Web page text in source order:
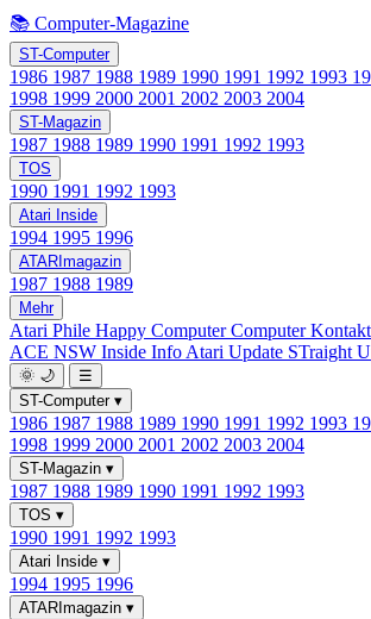
📚 Computer-Magazine
ST-Computer
1986 1987 1988 1989 1990 1991 1992 1993
1998 1999 2000 2001 2002 2003 2004
ST-Magazin
1987 1988 1989 1990 1991 1992 1993
TOS
1990 1991 1992 1993
Atari Inside
1994 1995 1996
ATARImagazin
1987 1988 1989
Mehr
Atari Phile Happy ComputerComputer Kontakt
ACE NSW Inside Info Atari Update STraight
🌞 🌙
☰
ST-Computer ▾
1986 1987 1988 1989 1990 1991 1992 1993
1998 1999 2000 2001 2002 2003 2004
ST-Magazin ▾
1987 1988 1989 1990 1991 1992 1993
TOS ▾
1990 1991 1992 1993
Atari Inside ▾
1994 1995 1996
ATARImagazin ▾